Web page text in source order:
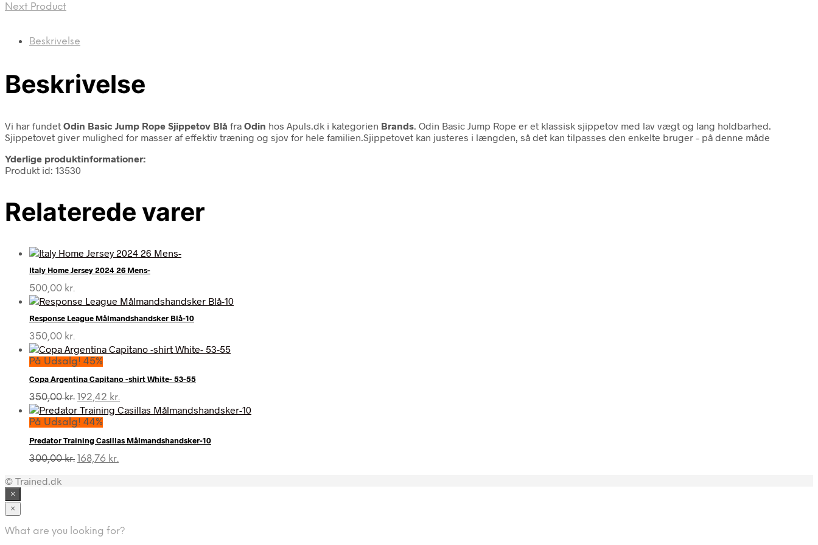
Next Product
Beskrivelse
Beskrivelse
Vi har fundet Odin Basic Jump Rope Sjippetov Blå fra Odin hos Apuls.dk i kategorien Brands . Odin Basic Jump Rope er et klassisk sjippetov med lav vægt og lang holdbarhed.
Sjippetovet giver mulighed for masser af effektiv træning og sjov for hele familien.Sjippetovet kan justeres i længden, så det kan tilpasses den enkelte bruger – på denne måde
Yderlige produktinformationer:
Produkt id: 13530
Relaterede varer
Italy Home Jersey 2024 26 Mens-
500,00 kr.
Response League Målmandshandsker Blå-10
350,00 kr.
På Udsalg! 45%
Copa Argentina Capitano -shirt White- 53-55
350,00kr. Den
oprindelige
pris
350,00 kr..
192,42 kr.
aktuelle
192,42 kr..
På Udsalg! 44%
Predator Training Casillas Målmandshandsker-10
300,00kr. Den
168,76 kr.
© Trained.dk
×
×
What are you looking for?